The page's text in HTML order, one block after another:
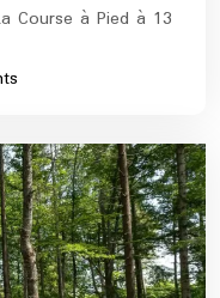
Course à Pied à 13